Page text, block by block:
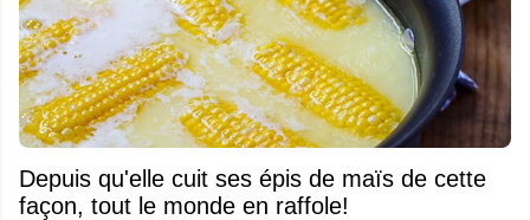
Depuis qu'elle cuit ses épis de maïs de cette
façon, tout le monde en raffole!